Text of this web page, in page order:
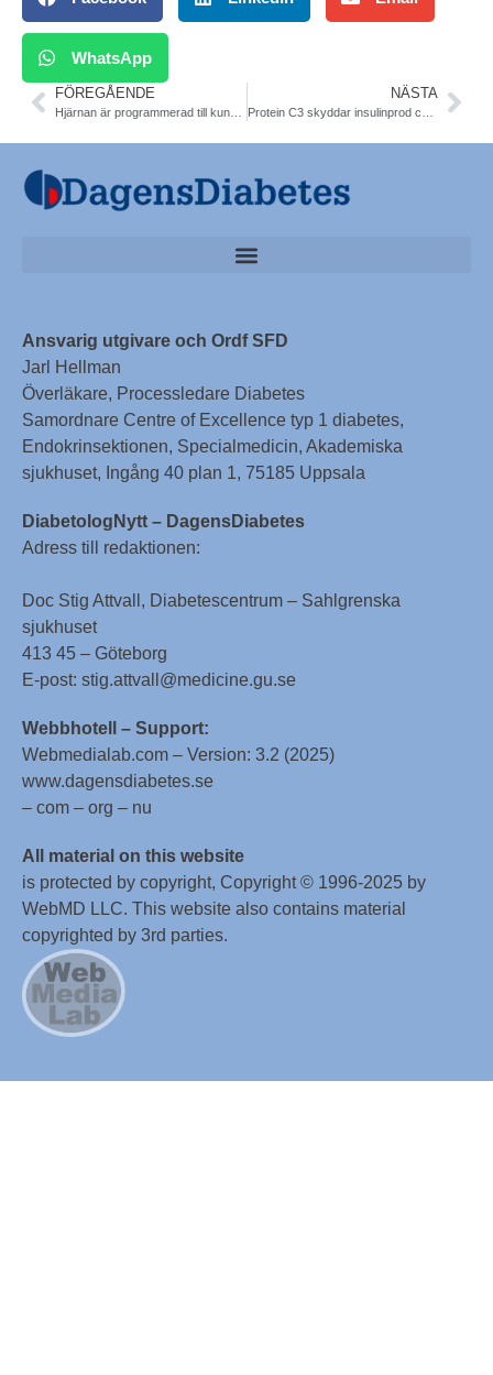
WhatsApp
FÖREGÅENDE NÄSTA
Ansvarig utgivare och Ordf SFD
Jarl Hellman
Överläkare, Processledare Diabetes
Samordnare Centre of Excellence typ 1 diabetes,
Endokrinsektionen, Specialmedicin, Akademiska
sjukhuset, Ingång 40 plan 1, 75185 Uppsala
DiabetologNytt – DagensDiabetes
Adress till redaktionen:
Doc Stig Attvall, Diabetescentrum – Sahlgrenska
sjukhuset
413 45 – Göteborg
E-post: stig.attvall@medicine.gu.se
Webbhotell – Support:
Webmedialab.com – Version: 3.2 (2025)
www.dagensdiabetes.se
– com – org – nu
All material on this website
is protected by copyright, Copyright © 1996-2025 by
WebMD LLC. This website also contains material
copyrighted by 3rd parties.